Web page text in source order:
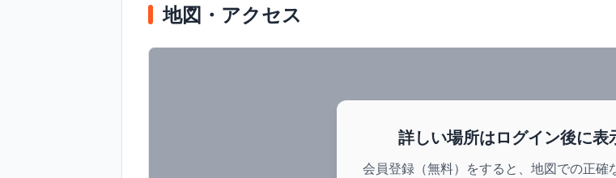
地図・アクセス
詳しい場所はログイン後に表
会員登録（無料）をすると、地図での正確